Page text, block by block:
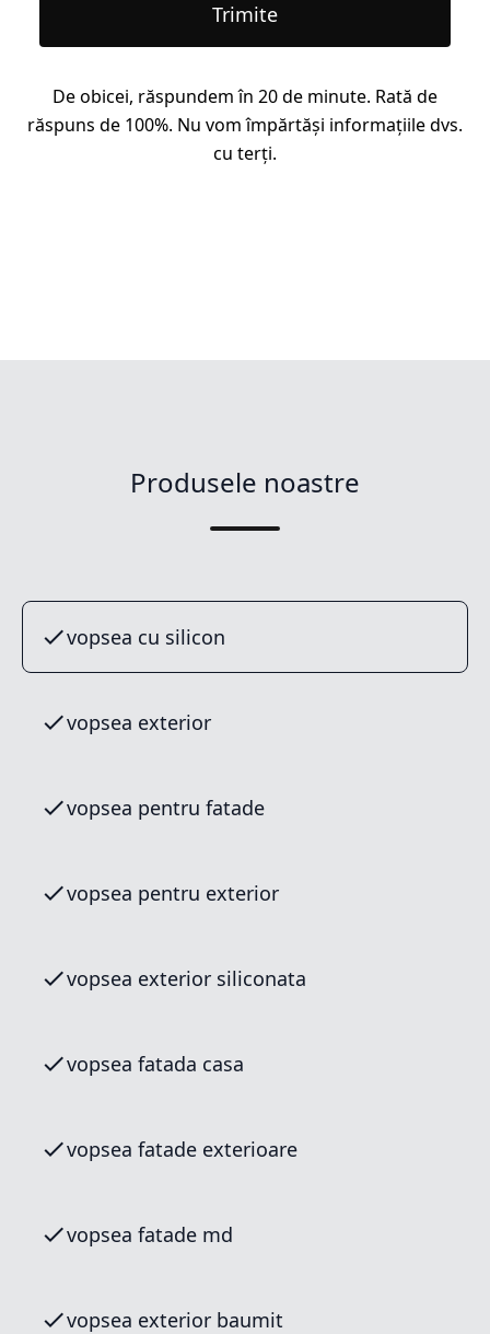
Trimite
De obicei, răspundem în 20 de minute. Rată de
răspuns de 100%. Nu vom împărtăși informațiile dvs.
cu terți.
Produsele noastre
vopsea cu silicon
vopsea exterior
vopsea pentru fatade
vopsea pentru exterior
vopsea exterior siliconata
vopsea fatada casa
vopsea fatade exterioare
vopsea fatade md
vopsea exterior baumit